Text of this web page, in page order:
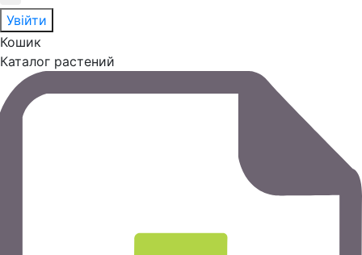
Увійти
Кошик
Каталог растений